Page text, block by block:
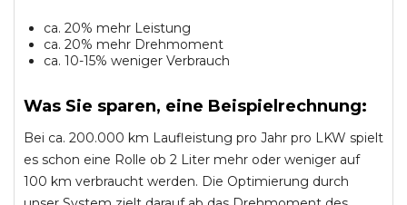
ca. 20% mehr Leistung
ca. 20% mehr Drehmoment
ca. 10-15% weniger Verbrauch
Was Sie sparen, eine Beispielrechnung:
Bei ca. 200.000 km Laufleistung pro Jahr pro LKW spielt
es schon eine Rolle ob 2 Liter mehr oder weniger auf
100 km verbraucht werden. Die Optimierung durch